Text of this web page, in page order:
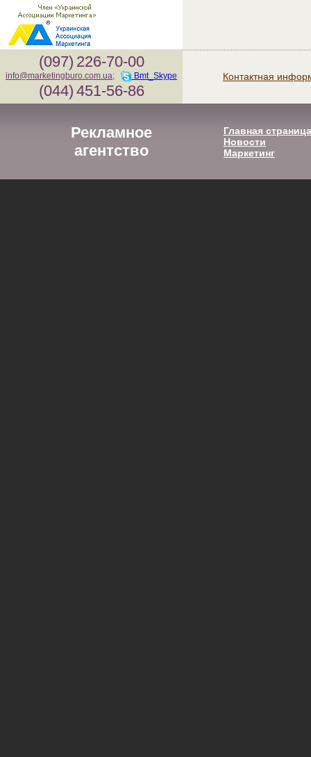
(097) 226-70-00
info@marketingburo.com.ua; Bmt_Skype
(044) 451-56-86
Контактная
Рекламное
агентство
Главная страница
Новости
Маркетинг